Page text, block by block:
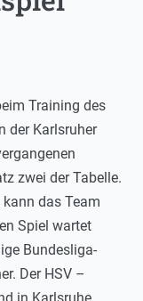
Training des
der Karlsruher
zwei der Tabelle.
das Team
Spiel wartet
Bundesliga-
Der HSV –